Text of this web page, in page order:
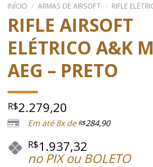
INÍCIO / ARMAS DE AIRSOFT / RIFLE
RIFLE AIRSOFT
ELÉTRICO A&K
AEG – PRETO
R$2.279,20
Em até 8x de R$284,90
R$1.937,32
no PIX ou BOLETO